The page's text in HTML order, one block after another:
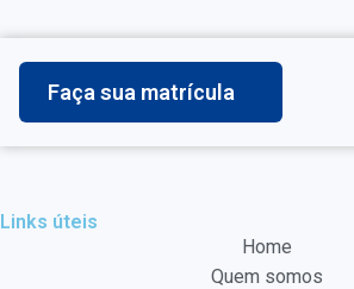
Faça sua matrícula
Links úteis
Home
Quem somos